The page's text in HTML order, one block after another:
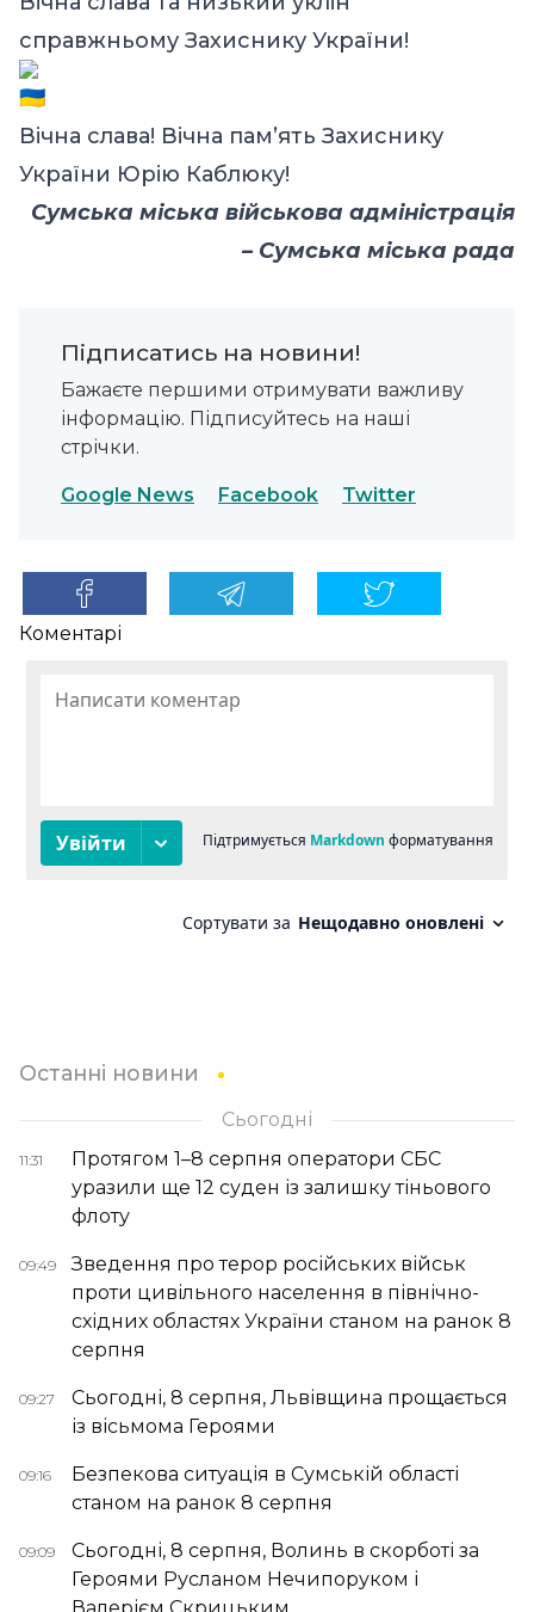
справжньому Захиснику України!
Вічна слава! Вічна пам’ять Захиснику
України Юрію Каблюку!
Сумська міська військова адміністрація
– Сумська міська рада
Підписатись на новини!
Бажаєте першими отримувати важливу
інформацію. Підписуйтесь на наші
стрічки.
Google News Facebook Twitter
Коментарі
Останні новини
Сьогодні
11:31
Протягом 1–8 серпня оператори СБС
уразили ще 12 суден із залишку тіньового
флоту
09:49
Зведення про терор російських військ
проти цивільного населення в північно-
східних областях України станом на ранок 8
серпня
09:27
Сьогодні, 8 серпня, Львівщина прощається
із вісьмома Героями
09:16
Безпекова ситуація в Сумській області
станом на ранок 8 серпня
09:09
Сьогодні, 8 серпня, Волинь в скорботі за
Героями Русланом Нечипоруком і
Валерієм Скрицьким